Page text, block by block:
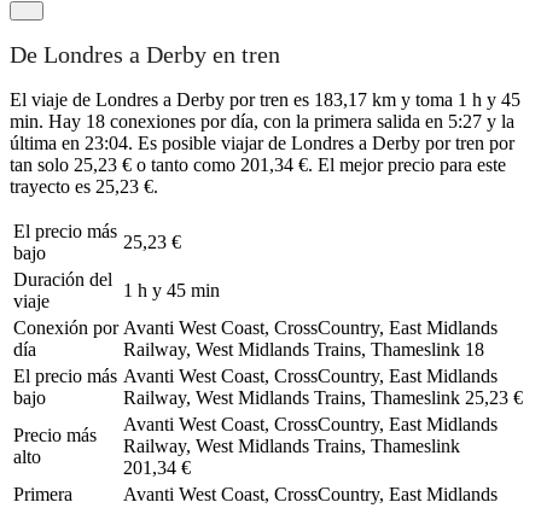
De Londres a Derby en tren
El viaje de Londres a Derby por tren es 183,17 km y toma 1 h y 45
min. Hay 18 conexiones por día, con la primera salida en 5:27 y la
última en 23:04. Es posible viajar de Londres a Derby por tren por
tan solo 25,23 € o tanto como 201,34 €. El mejor precio para este
trayecto es 25,23 €.
El precio más
bajo
25,23 €
Duración del
viaje
1 h y 45 min
Conexión por
día
Avanti West Coast, CrossCountry, East Midlands
Railway, West Midlands Trains, Thameslink 18
El precio más
bajo
Avanti West Coast, CrossCountry, East Midlands
Railway, West Midlands Trains, Thameslink 25,23 €
Precio más
alto
Avanti West Coast, CrossCountry, East Midlands
Railway, West Midlands Trains, Thameslink
201,34 €
Primera
Avanti West Coast, CrossCountry, East Midlands